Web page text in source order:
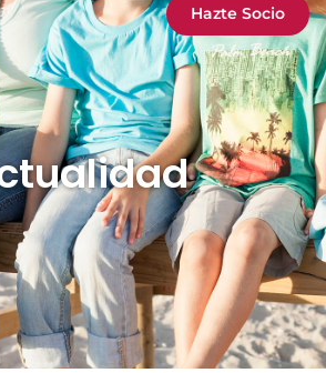
Hazte Socio